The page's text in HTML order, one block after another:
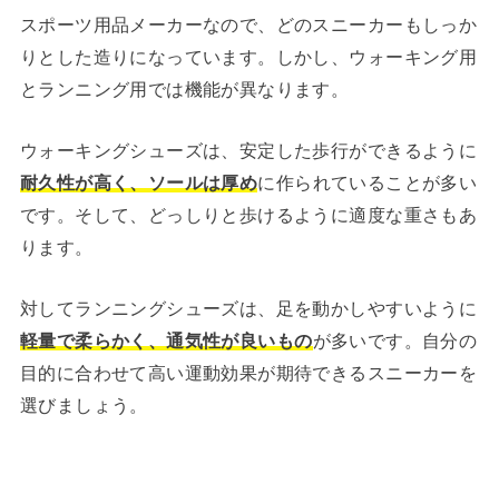
スポーツ用品メーカーなので、どのスニーカーもしっか
りとした造りになっています。しかし、ウォーキング用
とランニング用では機能が異なります。
ウォーキングシューズは、安定した歩行ができるように
耐久性が高く、ソールは厚めに作られていることが多い
です。そして、どっしりと歩けるように適度な重さもあ
ります。
対してランニングシューズは、足を動かしやすいように
軽量で柔らかく、通気性が良いものが多いです。自分の
目的に合わせて高い運動効果が期待できるスニーカーを
選びましょう。